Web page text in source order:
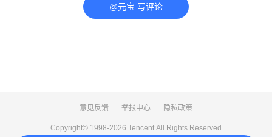
@元宝 写评论
意见反馈 举报中心 隐私政策
Copyright© 1998-2026 Tencent.All Rights Reserved